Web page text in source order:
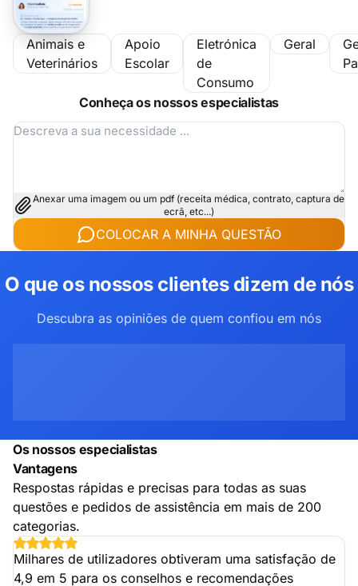
Animais e
Veterinários
Apoio
Escolar
Eletrónica
de
Consumo
Geral
Conheça os nossos especialistas
Anexar uma imagem ou um pdf (receita médica, contrato, captura de
ecrã, etc...)
COLOCAR A MINHA QUESTÃO
O que os nossos clientes dizem de nós
Descubra as opiniões de quem confiou em nós
Os nossos especialistas
Vantagens
Respostas rápidas e precisas para todas as suas
questões e pedidos de assistência em mais de 200
categorias.
Milhares de utilizadores obtiveram uma satisfação de
4,9 em 5 para os conselhos e recomendações